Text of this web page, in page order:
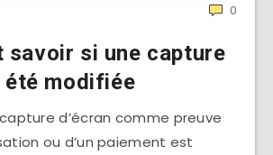
0
savoir si une capture
été modifiée
d’écran comme preuve
ou d’un paiement est